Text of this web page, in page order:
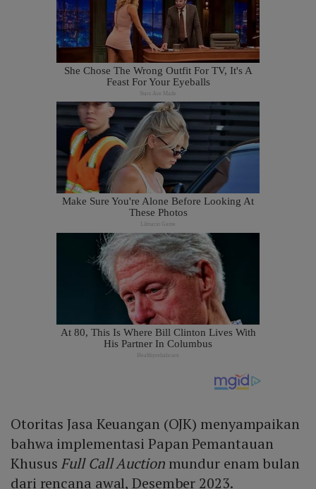
Otoritas Jasa Keuangan (OJK) menyampaikan
bahwa implementasi Papan Pemantauan
Khusus Full Call Auctionmundur enam bulan
dari rencana awal, Desember 2023.